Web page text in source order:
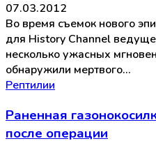
07.03.2012
Во время съемок нового
для History Channel
несколько ужасных
обнаружили мертвого…
Рептилии
Раненная
после операции